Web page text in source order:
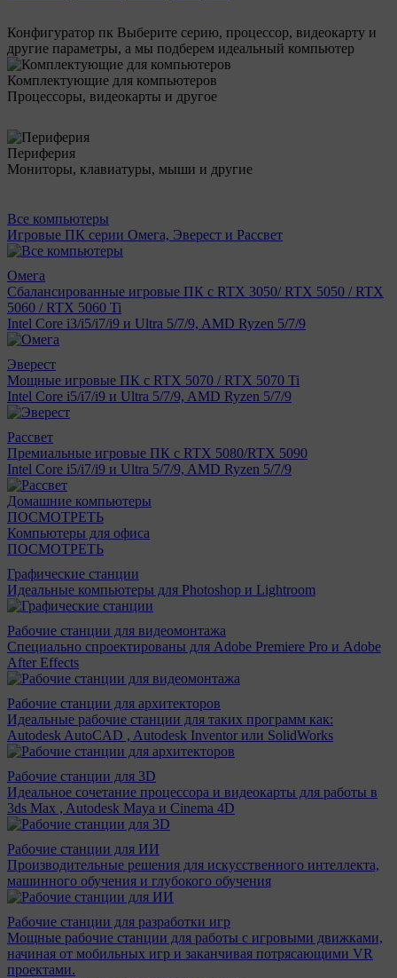
Конфигуратор пк Выберите серию, процессор, видеокарту и
другие параметры, а мы подберем идеальный компьютер
Комплектующие для компьютеров
Процессоры, видеокарты и другое
Периферия
Мониторы, клавиатуры, мыши и другие
Все компьютеры
Игровые ПК серии Омега, Эверест и Рассвет
Омега
Сбалансированные игровые ПК с RTX 3050/ RTX 5050 / RTX
5060 / RTX 5060 Ti
Intel Core i3/i5/i7/i9 и Ultra 5/7/9, AMD Ryzen 5/7/9
Эверест
Мощные игровые ПК с RTX 5070 / RTX 5070 Ti
Intel Core i5/i7/i9 и Ultra 5/7/9, AMD Ryzen 5/7/9
Рассвет
Премиальные игровые ПК с RTX 5080/RTX 5090
Intel Core i5/i7/i9 и Ultra 5/7/9, AMD Ryzen 5/7/9
Домашние компьютеры
ПОСМОТРЕТЬ
Компьютеры для офиса
ПОСМОТРЕТЬ
Графические станции
Идеальные компьютеры для Photoshop и Lightroom
Рабочие станции для видеомонтажа
Специально спроектированы для Adobe Premiere Pro и Adobe
After Effects
Рабочие станции для архитекторов
Идеальные рабочие станции для таких программ как:
Autodesk AutoCAD , Autodesk Inventor или SolidWorks
Рабочие станции для 3D
Идеальное сочетание процессора и видеокарты для работы в
3ds Max , Autodesk Maya и Cinema 4D
Рабочие станции для ИИ
Производительные решения для искусственного интеллекта,
машинного обучения и глубокого обучения
Рабочие станции для разработки игр
Мощные рабочие станции для работы с игровыми движками,
начиная от мобильных игр и заканчивая потрясающими VR
проектами.